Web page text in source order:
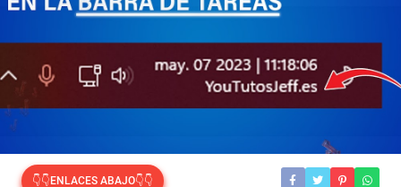
👇👇ENLACES ABAJO👇👇